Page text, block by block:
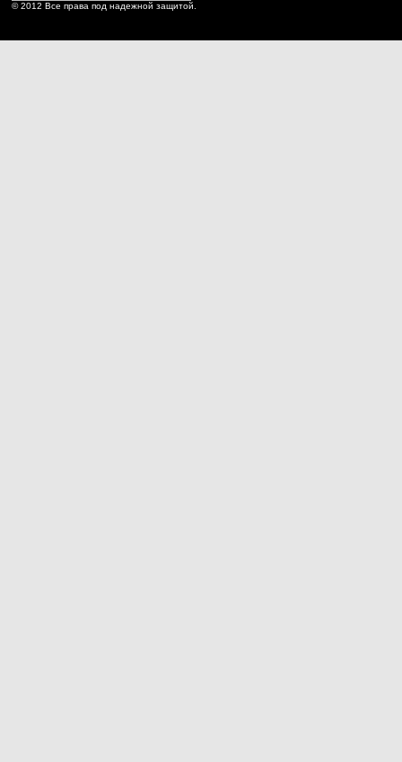
© 2012 Все права под надежной защитой.